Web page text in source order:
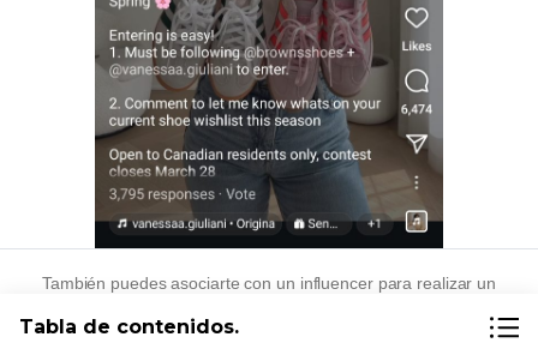
También puedes asociarte con un influencer para realizar un
Tabla de contenidos.